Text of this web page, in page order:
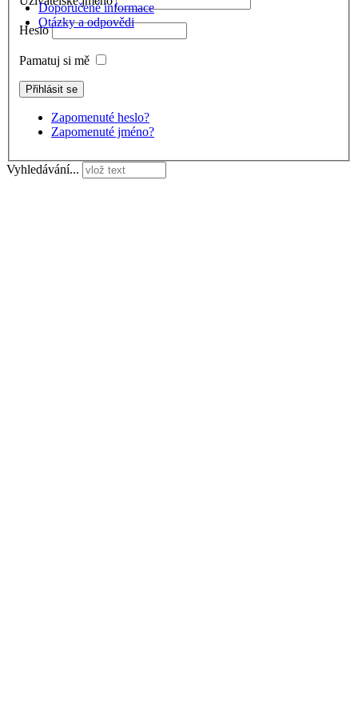
Doporučené informace
Otázky a odpovědi
Heslo
Pamatuj si mě
Zapomenuté heslo?
Zapomenuté jméno?
Vyhledávání...